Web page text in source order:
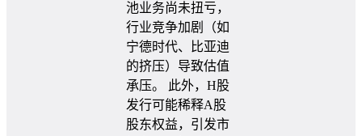
池业务尚未扭亏，
行业竞争加剧（如
宁德时代、比亚迪
的挤压）导致估值
承压。 此外，H股
发行可能稀释A股
股东权益，引发市